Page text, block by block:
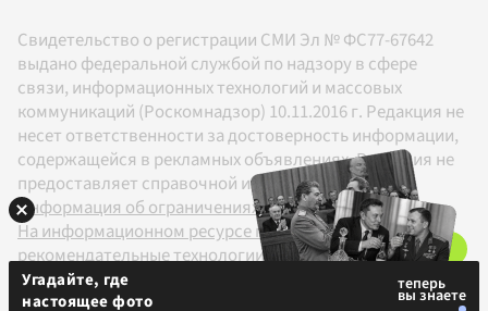
Свидетельство о регистрации СМИ Эл № ФС77-67642
выдано федеральной службой по надзору в сфере
связи, информационных технологий и массовых
коммуникаций (Роскомнадзор) 10.11.2016 г. Редакция не
несет ответственности за достоверность информации,
содержащейся в рекламных объявлениях. Редакция не
предоставляет справочной информации.
Информация об ограничениях
На информационном ресурсе применяются
рекомендательные технологии в соответствии с
Правилами
Угадайте, где
настоящее фото